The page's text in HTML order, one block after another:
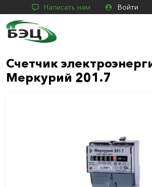
Написать нам Войти
Счетчик
Меркурий 201.7